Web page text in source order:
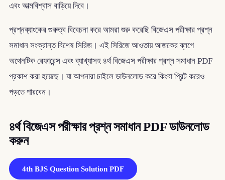
এবং আত্মবিশ্বাস বাড়িয়ে দিবে।
প্রশ্নব্যাংকের গুরুত্ব বিবেচনা করে আমরা শুরু করেছি বিজেএস পরীক্ষার প্রশ্ন
সমাধান সংক্রান্ত বিশেষ সিরিজ। এই সিরিজে আওতায় আজকের ব্লগে
অথেনটিক রেফারেন্স এবং ব্যাখ্যাসহ ৪র্থ বিজেএস পরীক্ষার প্রশ্ন সমাধান PDF
প্রকাশ করা হয়েছে। যা আপনারা চাইলে ডাউনলোড করে কিংবা প্রিন্ট করেও
পড়তে পারবেন।
৪র্থ বিজেএস পরীক্ষার প্রশ্ন সমাধান PDF ডাউনলোড
করুন
4th BJS Question Solution PDF